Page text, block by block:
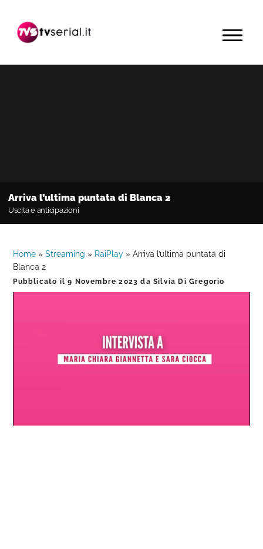
navigazione
contenuto
barra
primaria
MENU
Arriva l’ultima puntata di Blanca 2
Uscita e anticipazioni
Home »Streaming » RaiPlay »Arriva l’ultima puntata di
Blanca 2
Pubblicato il9 Novembre 2023 daSilvia Di Gregorio
0%
0%